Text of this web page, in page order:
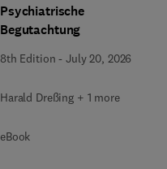
Psychiatrische
Begutachtung
8th Edition -July 20, 2026
Harald Dreßing + 1 more
eBook